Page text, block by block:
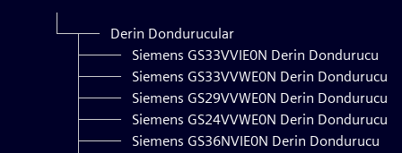
Derin Dondurucular
Siemens GS33VVIE0N Derin Dondurucu
Siemens GS33VVWE0N Derin Dondurucu
Siemens GS29VVWE0N Derin Dondurucu
Siemens GS24VVWE0N Derin Dondurucu
Siemens GS36NVIE0N Derin Dondurucu